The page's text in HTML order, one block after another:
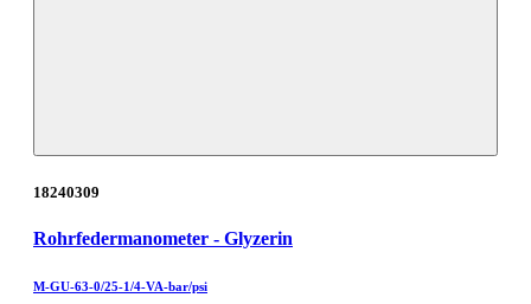
18240309
Rohrfedermanometer - Glyzerin
M-GU-63-0/25-1/4-VA-bar/psi